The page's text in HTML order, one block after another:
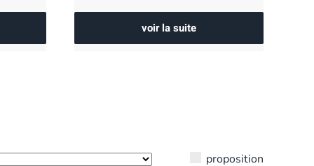
voir la suite
proposition